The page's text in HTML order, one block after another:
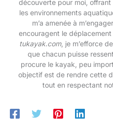
découverte pour moi, offrant
les environnements
m’a amenée à
encouragent le déplacement
tukayak.com, je m’efforce
que chacun puisse
procure le kayak, peu
objectif est de rendre cette
tout en respectant